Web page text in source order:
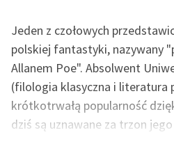
O nas
Kontakt
O projekcie
Zespół
Jeden z czołowych
polskiej fantastyki, nazywany
Allanem Poe". Absolwent
(filologia klasyczna i literatura
krótkotrwałą popularność
dziś są uznawane za trzon